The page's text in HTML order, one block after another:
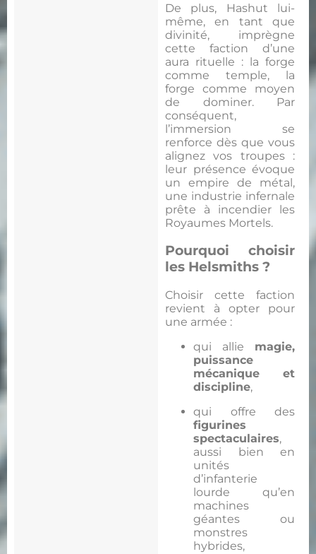
De plus, Hashut lui-
même, en tant que
divinité, imprègne
cette faction d’une
aura rituelle : la forge
comme temple, la
forge comme moyen
de dominer. Par
conséquent,
l’immersion se
renforce dès que vous
alignez vos troupes :
leur présence évoque
un empire de métal,
une industrie infernale
prête à incendier les
Royaumes Mortels.
Pourquoi choisir
les Helsmiths ?
Choisir cette faction
revient à opter pour
une armée :
qui allie magie,
puissance
mécanique et
discipline,
qui offre des
figurines
spectaculaires,
aussi bien en
unités
d’infanterie
lourde qu’en
machines
géantes ou
monstres
hybrides,